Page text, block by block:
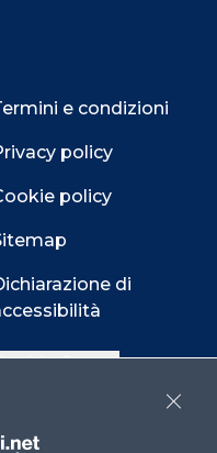
e condizioni
policy
policy
di
Center